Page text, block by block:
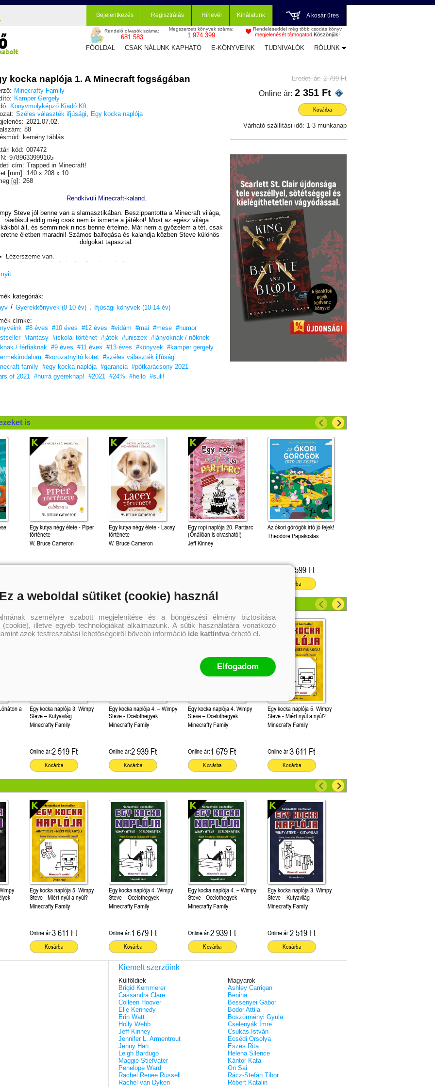
Bejelentkezés Regisztrálás Hírlevél Kínálatunk A kosár üres
Rendelő olvasók száma:
681 583
Megszerzett könyvek száma:
1 974 399
Rendeléseddel még több csodás könyv
megjelenését támogatod. Köszönjük!
FŐOLDAL CSAK NÁLUNK KAPHATÓ E-KÖNYVEINK TUDNIVALÓK RÓLUNK
kocka naplója 1. A Minecraft fogságában
Minecrafty Family
Kamper Gergely
Könyvmolyképző Kiadó Kft.
Széles választék ifjúsági, Egy kocka naplója
2021.07.02.
88
kemény táblás
kód: 007472
9789633999165
cím: Trapped in Minecraft!
[mm]: 140 x 208 x 10
[g]: 268
Rendkívüli Minecraft-kaland.
Steve jól benne van a slamasztikában. Beszippantotta a Minecraft világa,
ráadásul eddig még csak nem is ismerte a játékot! Most az egész világa
áll, és semminek nincs benne értelme. Már nem a győzelem a tét, csak
életben maradni! Számos balfogása és kalandja közben Steve különös
dolgokat tapasztal:
van.
barlangokban jobb, ha kerüli a denevéreket.
bevégzőt többféleképpen is fel lehet bosszantani.
életben maradáshoz szükséges képességek közül szinte csak a légzést
a Minecraft fogságában.
kategóriák:
/ Gyerekkönyvek (0-10 év) ,
Ifjúsági könyvek (10-14 év)
címke:
#8 éves #10 éves #12 éves #vidám #mai #mese #humor
#fantasy #iskolai történet #játék #uniszex #lányoknak / nőknek
/ férfiaknak #9 éves #11 éves #13 éves #könyvek #kamper gergely
#sorozatnyitó kötet #széles választék ijfúsági
family #egy kocka naplója #garancia #pótkarácsony 2021
of 2021 #hurrá gyereknap! #2021 #24% #hello #suli!
Eredeti ár: 2 799 Ft
Online ár: 2 351 Ft
Kosárba
Várható szállítási idő: 1-3 munkanap
is
Egy kutya négy élete - Piper
története
W. Bruce Cameron
Egy kutya négy élete - Lacey
története
W. Bruce Cameron
Egy ropi naplója 20. Partiarc
(Önállóan is olvasható!)
Jeff Kinney
Az ókori görögök irtó jó fejek!
Theodore Papakostas
3 599 Ft
Kosárba
a
Egy kocka naplója 3. Wimpy
Steve – Kutyavilág
Minecrafty Family
Online ár:2 519 Ft
Kosárba
Egy kocka naplója 4. – Wimpy
Steve - Ocelothegyek
Minecrafty Family
Online ár:2 939 Ft
Kosárba
Egy kocka naplója 4. Wimpy
Steve – Ocelothegyek
Minecrafty Family
Online ár:1 679 Ft
Kosárba
Egy kocka naplója 5. Wimpy
Steve - Miért nyúl a nyúl?
Minecrafty Family
Online ár:3 611 Ft
Kosárba
Egy kocka naplója 5. Wimpy
Steve - Miért nyúl a nyúl?
Minecrafty Family
Online ár:3 611 Ft
Kosárba
Egy kocka naplója 4. Wimpy
Steve – Ocelothegyek
Minecrafty Family
Online ár:1 679 Ft
Kosárba
Egy kocka naplója 4. – Wimpy
Steve - Ocelothegyek
Minecrafty Family
Online ár:2 939 Ft
Kosárba
Egy kocka naplója 3. Wimpy
Steve – Kutyavilág
Minecrafty Family
Online ár:2 519 Ft
Kosárba
Kiemelt szerzőink
Külföldiek
Brigid Kemmerer
Cassandra Clare
Colleen Hoover
Elle Kennedy
Erin Watt
Holly Webb
Jeff Kinney
Jennifer L. Armentrout
Jenny Han
Leigh Bardugo
Maggie Stiefvater
Penelope Ward
Rachel Renee Russell
Rachel van Dyken
Magyarok
Ashley Carrigan
Benina
Bessenyei Gábor
Bodor Attila
Böszörményi Gyula
Cselenyák Imre
Csukás István
Ecsédi Orsolya
Eszes Rita
Helena Silence
Kántor Kata
On Sai
Rácz-Stefán Tibor
Róbert Katalin
Ez a weboldal sütiket (cookie) használ
személyre szabott megjelenítése és a böngészési élmény biztosítása
illetve egyéb technológiákat alkalmazunk. A sütik használatára vonatkozó
azok testreszabási lehetőségeiről bővebb információ ide kattintva érhető el.
Elfogadom